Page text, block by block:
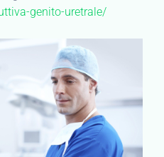
genito-uretrale/